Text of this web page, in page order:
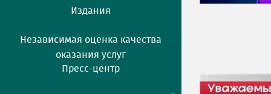
Издания
Независимая оценка качества
оказания услуг
Пресс-центр